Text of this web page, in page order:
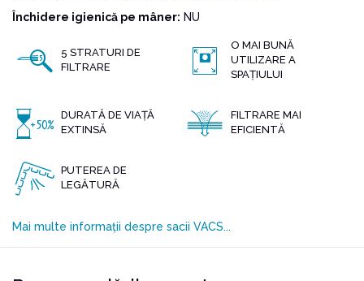
Închidere igienică pe mâner: NU
5 STRATURI DE
FILTRARE
O MAI BUNĂ
UTILIZARE A
SPAȚIULUI
DURATĂ DE VIAȚĂ
EXTINSĂ
FILTRARE MAI
EFICIENTĂ
PUTEREA DE
LEGĂTURĂ
Mai multe informații despre sacii VACS...